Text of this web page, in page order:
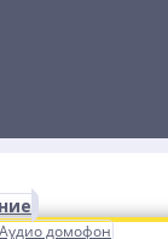
Аудио домофон